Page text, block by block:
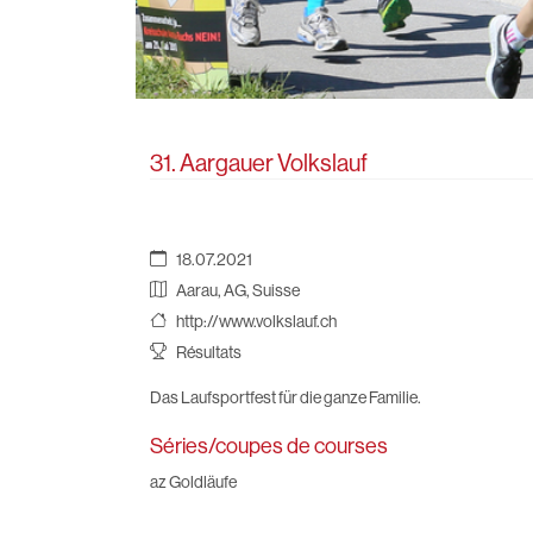
31. Aargauer Volkslauf
18.07.2021
Aarau, AG, Suisse
http://www.volkslauf.ch
Résultats
Das Laufsportfest für die ganze Familie.
Séries/coupes de courses
az Goldläufe